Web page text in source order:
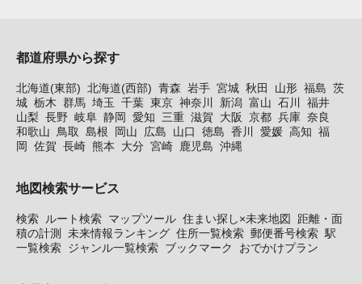
都道府県から探す
北海道(東部) 北海道(西部) 青森 岩手 宮城 秋田 山形 福島 茨
城 栃木 群馬 埼玉 千葉 東京 神奈川 新潟 富山 石川
福井
山梨 長野 岐阜 静岡 愛知 三重 滋賀 大阪 京都 兵庫 奈良
和歌山
鳥取 島根 岡山 広島 山口 徳島 香川 愛媛 高知 福
岡
佐賀 長崎 熊本 大分 宮崎 鹿児島 沖縄
地図検索サービス
検索 ルート検索 マップツール 住まい探し×未来地図
距離・面
積の計測
未来情報ランキング 住所一覧検索 郵便番号検索 駅
一覧検索 ジャンル一覧検索 ブックマーク おでかけプラン